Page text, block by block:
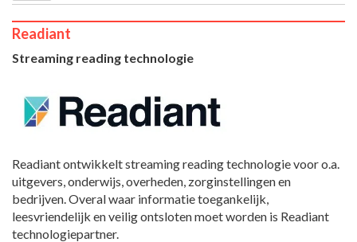
Readiant
Streaming reading technologie
Readiant ontwikkelt streaming reading technologie voor o.a.
uitgevers, onderwijs, overheden, zorginstellingen en
bedrijven. Overal waar informatie toegankelijk,
leesvriendelijk en veilig ontsloten moet worden is Readiant
technologiepartner.